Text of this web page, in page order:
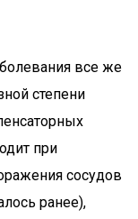
все же
степени
при
сосудов
ранее),